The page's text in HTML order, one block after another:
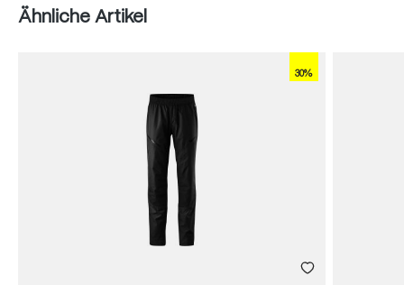
Produktgalerie überspringen
Ähnliche Artikel
30%